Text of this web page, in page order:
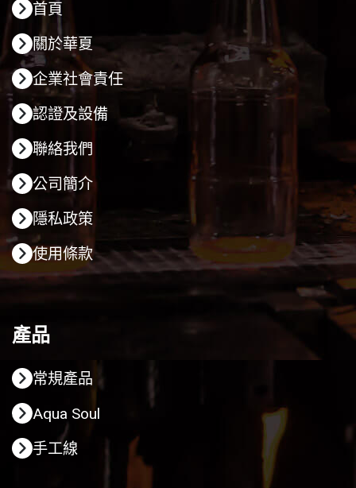
首頁
關於華夏
企業社會責任
認證及設備
聯絡我們
公司簡介
隱私政策
使用條款
產品
常規產品
Aqua Soul
手工線